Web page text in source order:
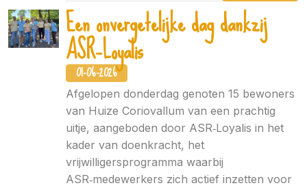
Een onvergetelijke dag dankzij
ASR‑Loyalis
01-06-2026
Afgelopen donderdag genoten 15 bewoners
van Huize Coriovallum van een prachtig
uitje, aangeboden door ASR‑Loyalis in het
kader van doenkracht, het
vrijwilligersprogramma waarbij
ASR‑medewerkers zich actief inzetten voor